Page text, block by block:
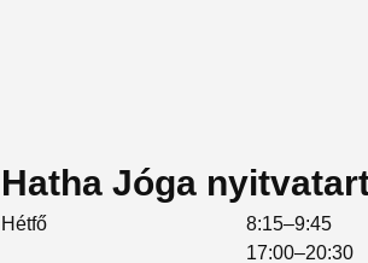
Hatha Jóga
Hétfő
8:15–9:45
17:00–20:30